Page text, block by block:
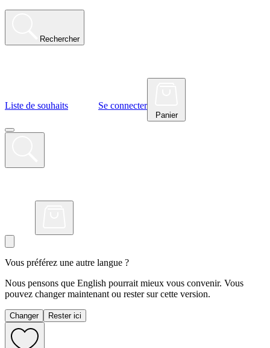
Rechercher
Liste de souhaits Se connecter
Panier
Vous préférez une autre langue ?
Nous pensons que English pourrait mieux vous convenir. Vous
pouvez changer maintenant ou rester sur cette version.
Changer Rester ici